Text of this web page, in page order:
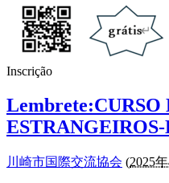
Inscrição
Lembrete:CURSO
川崎市国際交流協会 (2025